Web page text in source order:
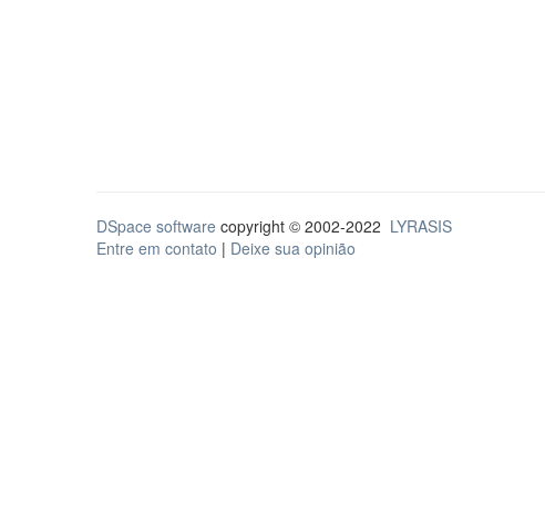
DSpace software copyright © 2002-2022 LYRASIS
Entre em contato | Deixe sua opinião